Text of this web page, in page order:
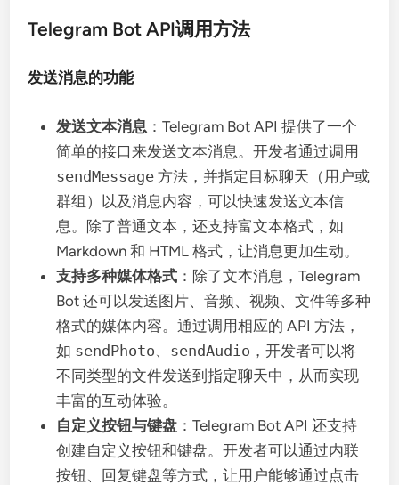
Telegram Bot API调用方法
发送消息的功能
发送文本消息 ：Telegram Bot API 提供了一个
简单的接口来发送文本消息。开发者通过调用
sendMessage 方法，并指定目标聊天（用户或
群组）以及消息内容，可以快速发送文本信
息。除了普通文本，还支持富文本格式，如
Markdown 和 HTML 格式，让消息更加生动。
支持多种媒体格式 ：除了文本消息，Telegram
Bot 还可以发送图片、音频、视频、文件等多种
格式的媒体内容。通过调用相应的 API 方法，
如 sendPhoto、 sendAudio ，开发者可以将
不同类型的文件发送到指定聊天中，从而实现
丰富的互动体验。
自定义按钮与键盘 ：Telegram Bot API 还支持
创建自定义按钮和键盘。开发者可以通过内联
按钮、回复键盘等方式，让用户能够通过点击